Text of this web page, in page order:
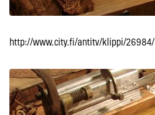
http://www.city.fi/antitv/klippi/26984/